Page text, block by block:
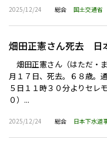
2025/12/24 総合 国土交通省
畑田正憲さん死去 日
畑田正憲さん（はただ・
月１７日、死去。６８歳。
５日１１時３０分よりセ
０）...
2025/12/24 総合 日本下水道